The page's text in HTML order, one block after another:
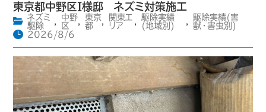
東京都中野区I様邸 ネズミ対策施工
ネズミ
駆除
中野
区
東京
都
関東エ
リア
駆除実績
(地域別)
駆除実績(害
獣・害虫別)
2026/8/6